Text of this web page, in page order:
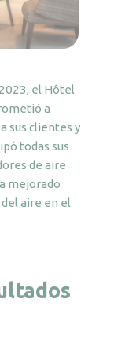
el Hôtel
a
sus clientes y
todas sus
de aire
mejorado
aire en el